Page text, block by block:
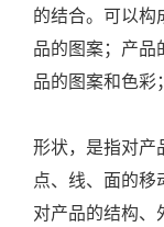
的结合。可以
品的图案；产
品的图案和色彩
形状，是指对产
点、线、面的
对产品的结构、